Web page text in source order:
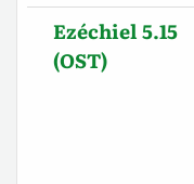
Ezéchiel 5.15
(OST)